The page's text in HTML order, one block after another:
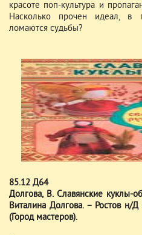
красоте поп-культура и
Насколько прочен идеал, в
ломаются судьбы?
85.12 Д64
Долгова, В. Славянские куклы-
Виталина Долгова. – Ростов н/
(Город мастеров).